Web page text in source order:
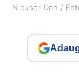
Nicusor Dan /